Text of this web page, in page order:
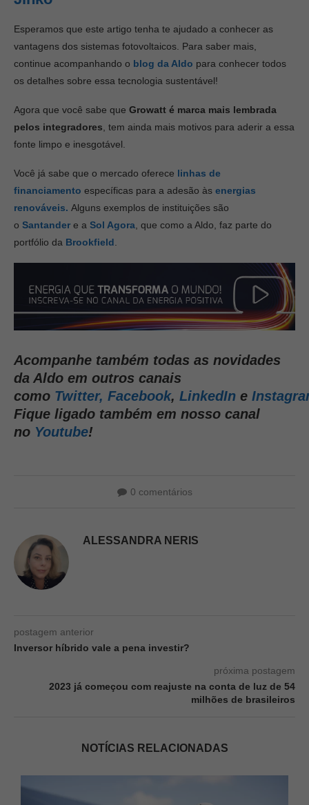
Esperamos que este artigo tenha te ajudado a conhecer as
vantagens dos sistemas fotovoltaicos. Para saber mais,
continue acompanhando o blog da Aldo para conhecer todos
os detalhes sobre essa tecnologia sustentável!
Agora que você sabe que Growatt é marca mais lembrada
pelos integradores , tem ainda mais motivos para aderir a essa
fonte limpo e inesgotável.
Você já sabe que o mercado oferece linhas de
financiamento específicas para a adesão às energias
renováveis. Alguns exemplos de instituições são
o Santander e a Sol Agora , que como a Aldo, faz parte do
portfólio da Brookfield
Acompanhe também todas as novidades
da Aldo em outros canais
como Twitter, Facebook, LinkedIn e
Fique ligado também em nosso canal
no Youtube!
0 comentários
ALESSANDRA NERIS
postagem anterior
Inversor híbrido vale a pena investir?
próxima postagem
2023 já começou com reajuste na conta de luz de 54
milhões de brasileiros
NOTÍCIAS RELACIONADAS